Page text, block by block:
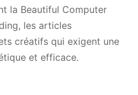
la Beautiful Computer
les articles
créatifs qui exigent une
et efficace.